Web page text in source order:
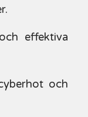
effektiva
och